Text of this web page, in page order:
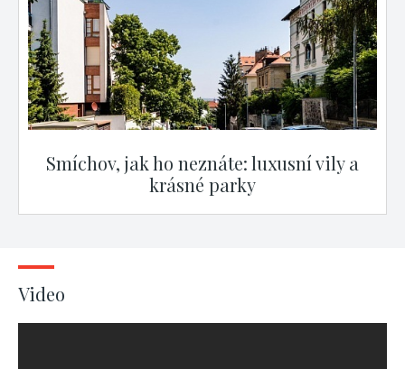
Smíchov, jak ho neznáte: luxusní vily a
krásné parky
Video